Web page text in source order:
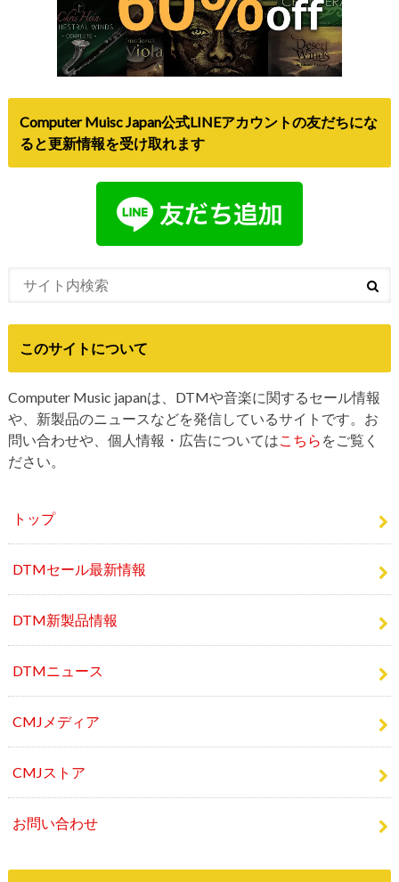
Computer Muisc Japan公式LINEアカウントの友だちにな
ると更新情報を受け取れます
Computer Music japanは、DTMや音楽に関するセール情報
や、新製品のニュースなどを発信しているサイトです。お
問い合わせや、個人情報・広告についてはこちらをご覧く
ださい。
トップ
DTMセール最新情報
DTM新製品情報
DTMニュース
CMJメディア
CMJストア
お問い合わせ